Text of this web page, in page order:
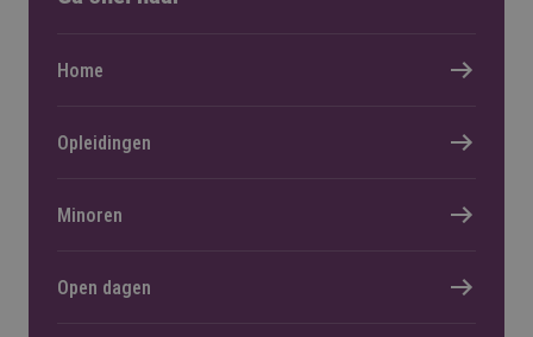
Home
Opleidingen
Minoren
Open dagen